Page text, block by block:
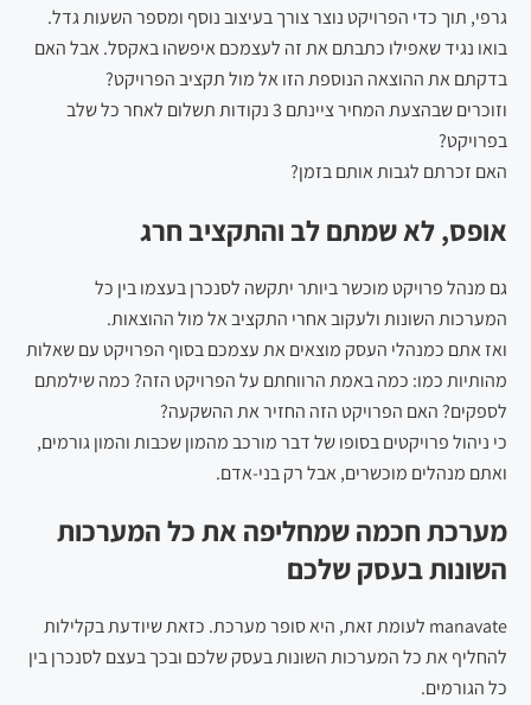
גרפי, תוך כדי הפרויקט נוצר צורך בעיצוב נוסף ומספר השעות גדל.
בואו נגיד שאפילו כתבתם את זה לעצמכם איפשהו באקסל. אבל האם
בדקתם את ההוצאה הנוספת הזו אל מול תקציב הפרויקט?
וזוכרים שבהצעת המחיר ציינתם 3 נקודות תשלום לאחר כל שלב
בפרויקט?
האם זכרתם לגבות אותם בזמן?
אופס, לא שמתם לב והתקציב חרג
גם מנהל פרויקט מוכשר ביותר יתקשה לסנכרן בעצמו בין כל
המערכות השונות ולעקוב אחרי התקציב אל מול ההוצאות.
ואז אתם כמנהלי העסק מוצאים את עצמכם בסוף הפרויקט עם שאלות
מהותיות כמו: כמה באמת הרווחתם על הפרויקט הזה? כמה שילמתם
לספקים? האם הפרויקט הזה החזיר את ההשקעה?
כי ניהול פרויקטים בסופו של דבר מורכב מהמון שכבות והמון גורמים,
ואתם מנהלים מוכשרים, אבל רק בני-אדם.
מערכת חכמה שמחליפה את כל המערכות
השונות בעסק שלכם
manavate לעומת זאת, היא סופר מערכת. כזאת שיודעת בקלילות
להחליף את כל המערכות השונות בעסק שלכם ובכך בעצם לסנכרן בין
כל הגורמים.